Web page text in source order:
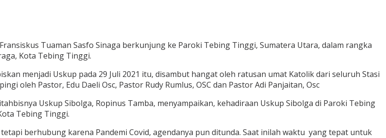
Fransiskus Tuaman Sasfo Sinaga berkunjung ke Paroki Tebing Tinggi, Sumatera Utara, dalam rangka
Kota Tebing Tinggi.
menjadi Uskup pada 29 Juli 2021 itu, disambut hangat oleh ratusan umat Katolik dari seluruh Stasi
oleh Pastor, Edu Daeli Osc, Pastor Rudy Rumlus, OSC dan Pastor Adi Panjaitan, Osc
Uskup Sibolga, Ropinus Tamba, menyampaikan, kehadiraan Uskup Sibolga di Paroki Tebing
Tebing Tinggi.
berhubung karena Pandemi Covid, agendanya pun ditunda. Saat inilah waktu yang tepat untuk